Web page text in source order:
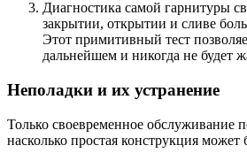
Диагностика самой гарнитуры
закрытии, открытии и сливе
Этот примитивный тест
дальнейшем и никогда не будет
Неполадки и их устранение
Только своевременное обслуживание
насколько простая конструкция может